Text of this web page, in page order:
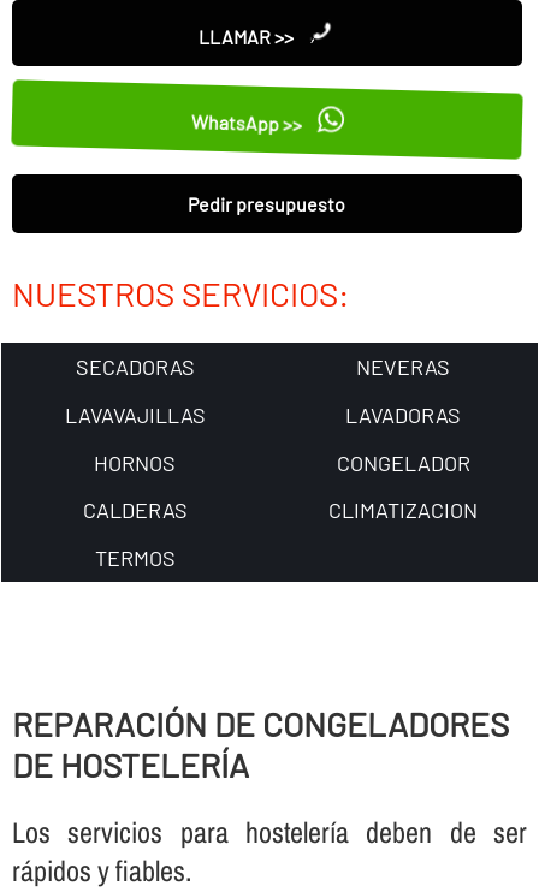
LLAMAR >>
WhatsApp >>
Pedir presupuesto
NUESTROS SERVICIOS:
SECADORAS
NEVERAS
LAVAVAJILLAS
LAVADORAS
HORNOS
CONGELADOR
CALDERAS
CLIMATIZACION
TERMOS
REPARACIÓN DE CONGELADORES
DE HOSTELERÍ­A
Los servicios para hostelerí­a deben de ser
rápidos y fiables.